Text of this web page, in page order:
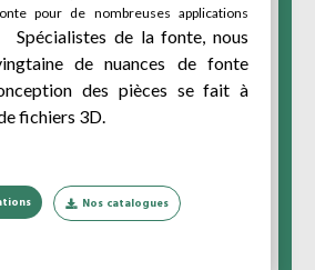
pour de nombreuses applications
Spécialistes de la fonte, nous
de nuances de fonte
des pièces se fait à
fichiers 3D.
Nos catalogues